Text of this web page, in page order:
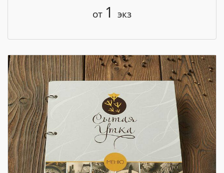
от 1 экз